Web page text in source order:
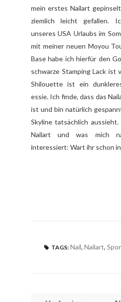
mein erstes Nailart
ziemlich leicht gefallen.
unseres USA Urlaubs im
mit meiner neuen Moyou
Base habe ich hierfür den
schwarze Stamping Lack ist
Shilouette ist ein
essie. Ich finde, dass das
ist und bin natürlich
Skyline tatsächlich
Nailart und was mich
interessiert: Wart ihr schon in
TAGS: Nail, Nailart,